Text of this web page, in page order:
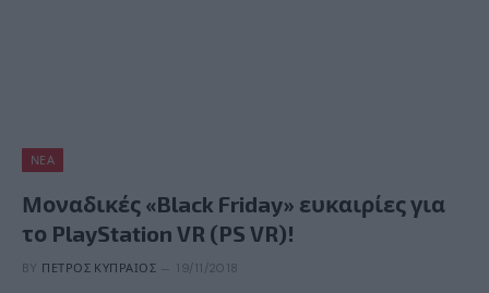
ΝΈΑ
Μοναδικές «Black Friday» ευκαιρίες για
το PlayStation VR (PS VR)!
BY ΠΈΤΡΟΣ ΚΥΠΡΑΊΟΣ 19/11/2018